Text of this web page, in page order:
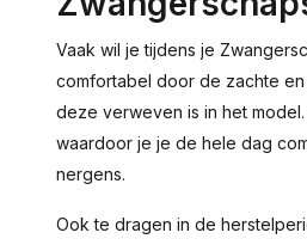
Vaak wil je tijdens je
comfortabel door de zachte
deze verweven is in het
waardoor je je de hele dag
nergens.
Ook te dragen in de